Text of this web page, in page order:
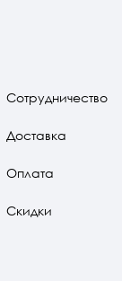
Сотрудничество
Доставка
Оплата
Скидки